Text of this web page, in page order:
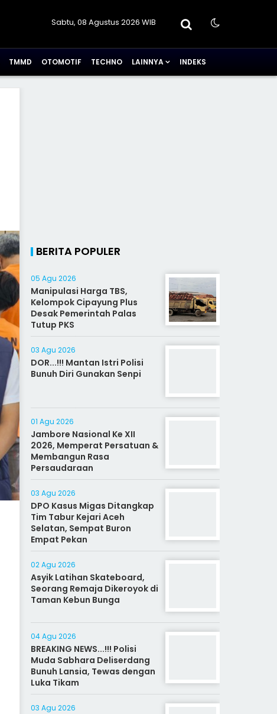
Sabtu, 08 Agustus 2026 WIB
TMMD OTOMOTIF TECHNO LAINNYA INDEKS
BERITA POPULER
05 Agu 2026
Manipulasi Harga TBS,
Kelompok Cipayung Plus
Desak Pemerintah Palas
Tutup PKS
03 Agu 2026
DOR...!!! Mantan Istri Polisi
Bunuh Diri Gunakan Senpi
01 Agu 2026
Jambore Nasional Ke XII
2026, Memperat Persatuan &
Membangun Rasa
Persaudaraan
03 Agu 2026
DPO Kasus Migas Ditangkap
Tim Tabur Kejari Aceh
Selatan, Sempat Buron
Empat Pekan
02 Agu 2026
Asyik Latihan Skateboard,
Seorang Remaja Dikeroyok di
Taman Kebun Bunga
04 Agu 2026
BREAKING NEWS...!!! Polisi
Muda Sabhara Deliserdang
Bunuh Lansia, Tewas dengan
Luka Tikam
03 Agu 2026